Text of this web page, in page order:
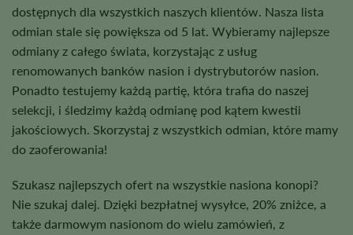
dostępnych dla wszystkich naszych klientów. Nasza lista
odmian stale się powiększa od 5 lat. Wybieramy najlepsze
odmiany z całego świata, korzystając z usług
renomowanych banków nasion i dystrybutorów nasion.
Ponadto testujemy każdą partię, która trafia do naszej
selekcji, i śledzimy każdą odmianę pod kątem kwestii
jakościowych. Skorzystaj z wszystkich odmian, które mamy
do zaoferowania!
Szukasz najlepszych ofert na wszystkie nasiona konopi?
Nie szukaj dalej. Dzięki bezpłatnej wysyłce, 20% zniżce, a
także darmowym nasionom do wielu zamówień, z